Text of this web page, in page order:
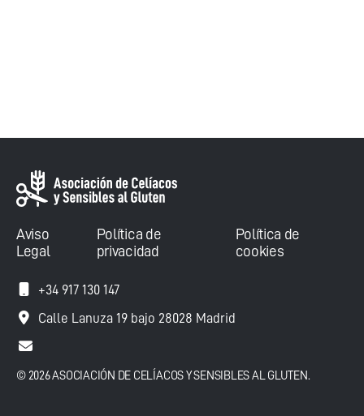
Aviso
Legal
Política de
privacidad
Política de
cookies
+34 917 130 147
Calle Lanuza 19 bajo 28028 Madrid
© 2026 ASOCIACIÓN DE CELÍACOS Y SENSIBLES AL GLUTEN.